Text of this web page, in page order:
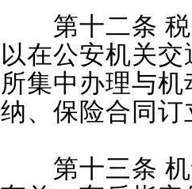
第十二条
以在公安机关
所集中办理与
纳、保险合同
第十三条